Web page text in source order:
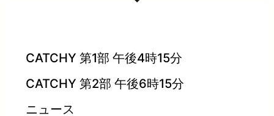
CATCHY 第1部 午後4時15分
CATCHY 第2部 午後6時15分
ニュース